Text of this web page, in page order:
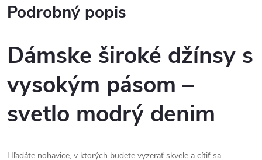
Podrobný popis
Dámske široké džínsy s
vysokým pásom –
svetlo modrý denim
Hľadáte nohavice, v ktorých budete vyzerať skvele a cítiť sa